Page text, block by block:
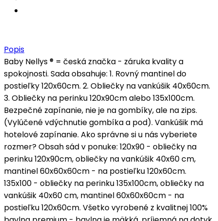
Popis
Baby Nellys ® = česká značka - záruka kvality a
spokojnosti. Sada obsahuje: 1. Rovný mantinel do
postieľky 120x60cm. 2. Obliečky na vankúšik 40x60cm.
3. Obliečky na perinku 120x90cm alebo 135x100cm.
Bezpečné zapínanie, nie je na gombíky, ale na zips.
(Vylúčené vdýchnutie gombíka a pod). Vankúšik má
hotelové zapínanie. Ako správne si u nás vyberiete
rozmer? Obsah sád v ponuke: 120x90 - obliečky na
perinku 120x90cm, obliečky na vankúšik 40x60 cm,
mantinel 60x60x60cm - na postieľku 120x60cm.
135x100 - obliečky na perinku 135x100cm, obliečky na
vankúšik 40x60 cm, mantinel 60x60x60cm - na
postieľku 120x60cm. Všetko vyrobené z kvalitnej 100%